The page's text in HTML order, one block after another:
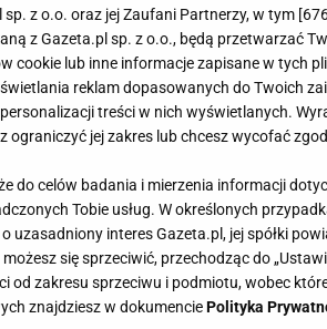
jedenastki roku UEFA
z o.o. oraz jej Zaufani Partnerzy, w tym [
z Gazeta.pl sp. z o.o., będą przetwarzać
cookie lub inne informacje zapisane w tych
reklam dopasowanych do Twoich
treści w nich wyświetlanych.
ograniczyć jej zakres lub chcesz wycofać
do celów badania i mierzenia informacji
Tobie usług. W określonych
uzasadniony interes Gazeta.pl, jej spółki
się sprzeciwić, przechodząc do
od zakresu sprzeciwu i podmiotu, wobec
znajdziesz w dokumenciePolityka